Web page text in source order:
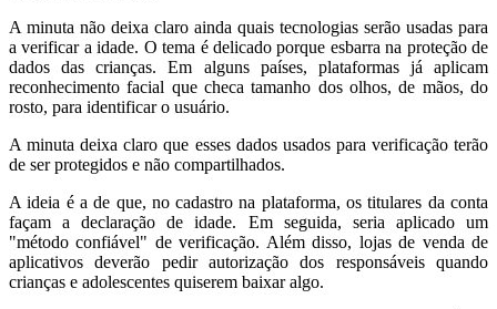
A minuta não deixa claro ainda quais tecnologias serão usadas para
a verificar a idade. O tema é delicado porque esbarra na proteção de
dados das crianças. Em alguns países, plataformas já aplicam
reconhecimento facial que checa tamanho dos olhos, de mãos, do
rosto, para identificar o usuário.
A minuta deixa claro que esses dados usados para verificação terão
de ser protegidos e não compartilhados.
A ideia é a de que, no cadastro na plataforma, os titulares da conta
façam a declaração de idade. Em seguida, seria aplicado um
"método confiável" de verificação. Além disso, lojas de venda de
aplicativos deverão pedir autorização dos responsáveis quando
crianças e adolescentes quiserem baixar algo.